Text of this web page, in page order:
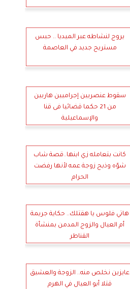
يروج لنشاطه عبر الميديا .. حبس
مستريح جديد في العاصمة
سقوط عنصريين إجراميين هاربين
من 21 حكما قضائيا فى قنا
والإسماعيلية
كانت بتعامله زي ابنها..قصة شاب
شوّه وذبح زوجة عمه لأنها رفضت
الحرام
هاتي فلوس يا هقتلك.. حكاية جريمة
أم العيال والزوج المدمن بمنشأة
القناطر
عايزين نخلص منه.. الزوجة والعشيق
قتلا أبو العيال في الهرم